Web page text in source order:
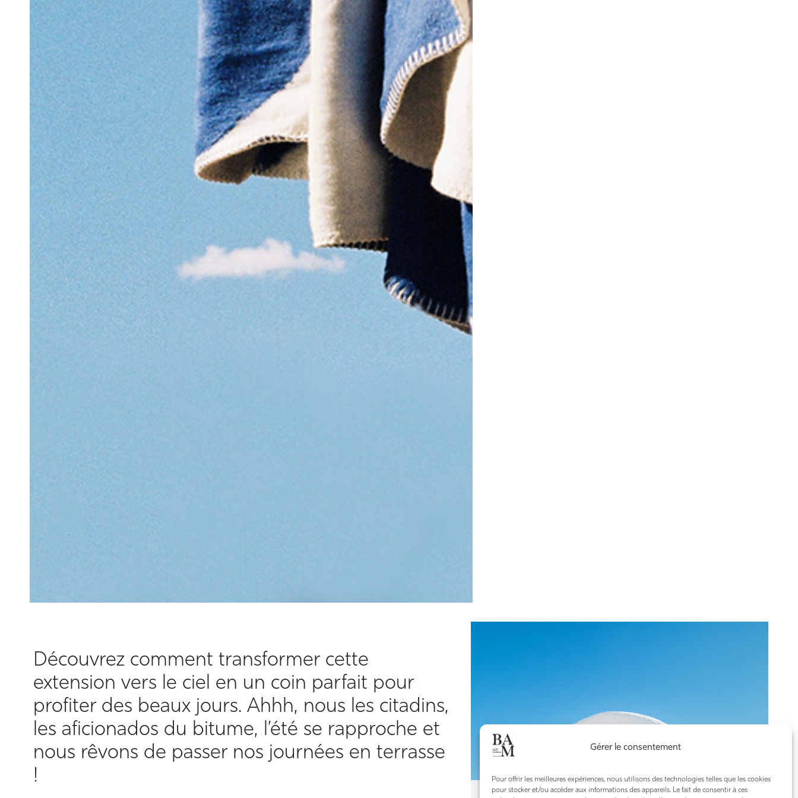
Gérer le consentement
Pour offrir les meilleures expériences, nous utilisons des technologies telles que les cookies
pour stocker et/ou accéder aux informations des appareils. Le fait de consentir à ces
Découvrez comment transformer cette
extension vers le ciel en un coin parfait pour
profiter des beaux jours. Ahhh, nous les citadins,
les aficionados du bitume, l’été se rapproche et
nous rêvons de passer nos journées en terrasse
!